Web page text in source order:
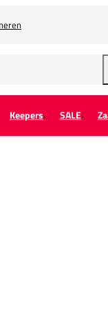
Keepers SALE